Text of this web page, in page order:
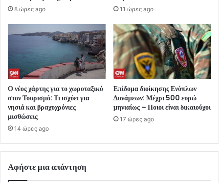
8 ώρες ago 11 ώρες ago
Ο νέος χάρτης για το χωροταξικό
στον Τουρισμό: Τι ισχύει για
νησιά και βραχυχρόνιες
μισθώσεις
14 ώρες ago
Επίδομα διοίκησης Ενόπλων
Δυνάμεων: Μέχρι 500 ευρώ
μηνιαίως – Ποιοι είναι δικαιούχοι
17 ώρες ago
Αφήστε μια απάντηση